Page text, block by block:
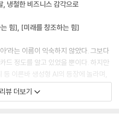
영진은 수십 년간 거의 바뀌지 않았고,
께 보낸다. 그는 예측 불가이다. 인터
작하기가 더 어려워졌다. 그리고 소문
말로 젠슨의 성공 비결이었다. 그는 내
가 모르는 책들도 수없이 읽었다. 그로
를 제작했다. 학계의 연구비는 적고,
, 냉철한 비즈니스 감각으로
힘], [미래를 창조하는 힘]
’라는 이름이 익숙하지 않았다. 그보다
드 정도를 알고 있었을 뿐이다. 하지만
이른바 생성형 AI의 등장에 놀라며,
새로운 영역을 창조해 내는 과정을 목
각하는 기계의 출현이 멀지 않았음을
뷰 더보기